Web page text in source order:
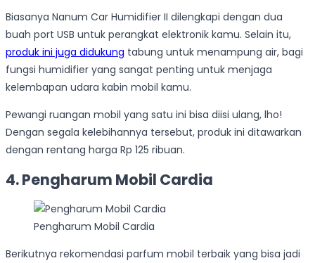
Biasanya Nanum Car Humidifier II dilengkapi dengan dua
buah port USB untuk perangkat elektronik kamu. Selain itu,
produk ini juga didukung tabung untuk menampung air, bagi
fungsi humidifier yang sangat penting untuk menjaga
kelembapan udara kabin mobil kamu.
Pewangi ruangan mobil yang satu ini bisa diisi ulang, lho!
Dengan segala kelebihannya tersebut, produk ini ditawarkan
dengan rentang harga Rp 125 ribuan.
4. Pengharum Mobil Cardia
Pengharum Mobil Cardia
Berikutnya rekomendasi parfum mobil terbaik yang bisa jadi